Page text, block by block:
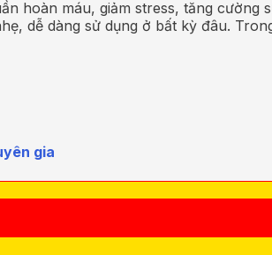
hoàn máu, giảm stress, tăng cường
dễ dàng sử dụng ở bất kỳ đâu.
gia